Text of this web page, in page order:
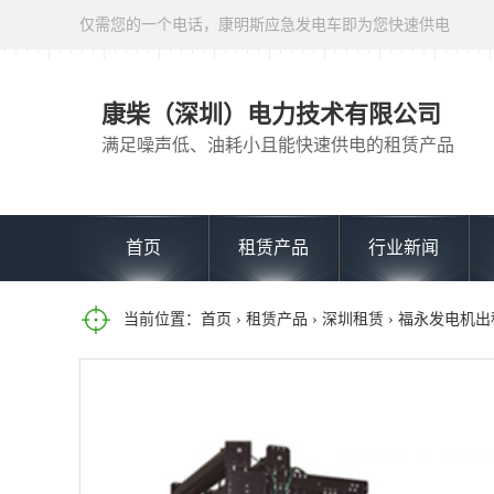
仅需您的一个电话，康明斯应急发电车即为您快速供电
康柴（深圳）电力技术有限公司
满足噪声低、油耗小且能快速供电的租赁产品
首页 租赁产品 行业新闻
当前位置： 首页 › 租赁产品 › 深圳租赁 › 福永发电机